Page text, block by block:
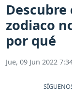
zodiaco
por qué
Jue, 09 Jun 2022